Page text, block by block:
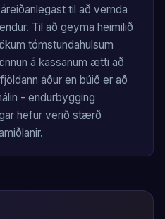
til að vernda
Til að geyma heimilið
tómstundahulsum
á kassanum ætti að
áður en búið er að
- endurbygging
hefur verið stærð